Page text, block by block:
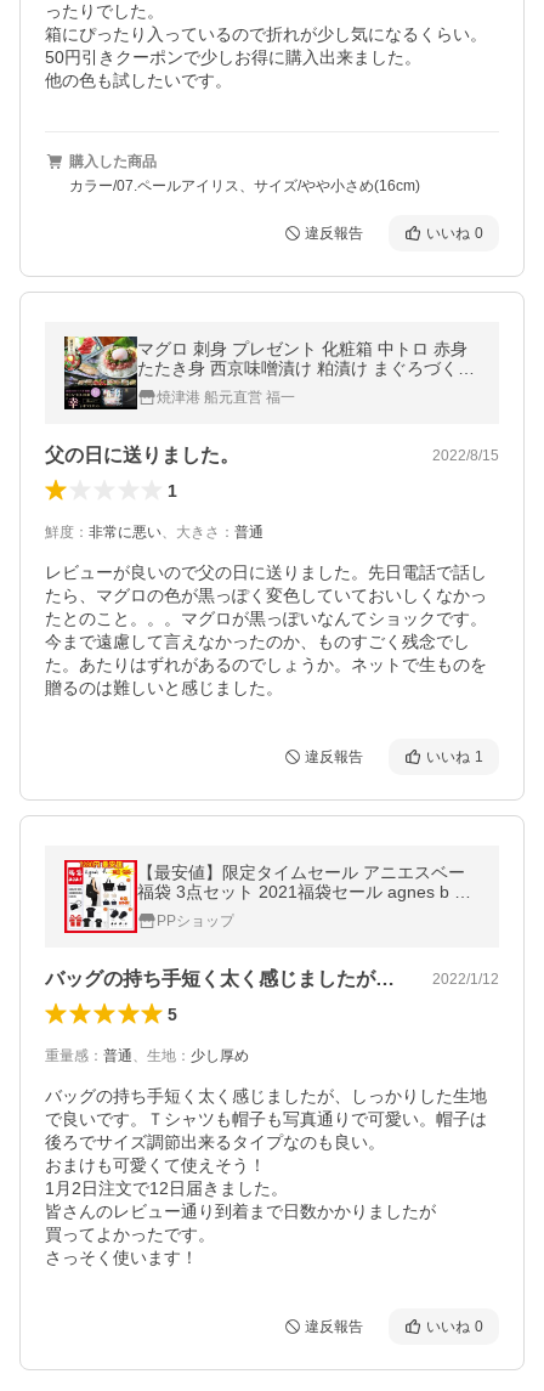
ったりでした。
箱にぴったり入っているので折れが少し気になるくらい。
50円引きクーポンで少しお得に購入出来ました。
他の色も試したいです。
購入した商品
カラー/07.ペールアイリス、サイズ/やや小さめ(16cm)
違反報告 いいね 0
マグロ 刺身 プレゼント 化粧箱 中トロ 赤身
たたき身 西京味噌漬け 粕漬け まぐろづくし
特選「幸」 豪華8点 86264
焼津港 船元直営 福一
父の日に送りました。 2022/8/15
1
鮮度 ： 非常に悪い、 大きさ ： 普通
レビューが良いので父の日に送りました。先日電話で話し
たら、マグロの色が黒っぽく変色していておいしくなかっ
たとのこと。。。マグロが黒っぽいなんてショックです。
今まで遠慮して言えなかったのか、ものすごく残念でし
た。あたりはずれがあるのでしょうか。ネットで生ものを
贈るのは難しいと感じました。
違反報告 いいね 1
【最安値】限定タイムセール アニエスベー
福袋 3点セット 2021福袋セール agnes b ア
ニエスベートートバッグ ｔシャツ キャップ
無料プレゼント 2022年新春福袋
PPショップ
バッグの持ち手短く太く感じましたが、し… 2022/1/12
5
重量感 ： 普通、 生地 ： 少し厚め
バッグの持ち手短く太く感じましたが、しっかりした生地
で良いです。Ｔシャツも帽子も写真通りで可愛い。帽子は
後ろでサイズ調節出来るタイプなのも良い。
おまけも可愛くて使えそう！
1月2日注文で12日届きました。
皆さんのレビュー通り到着まで日数かかりましたが
買ってよかったです。
さっそく使います！
違反報告 いいね 0